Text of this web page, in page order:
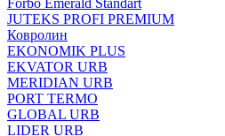
Forbo Emerald Standart
JUTEKS PROFI PREMIUM
Ковролин
EKONOMIK PLUS
EKVATOR URB
MERIDIAN URB
PORT TERMO
GLOBAL URB
LIDER URB